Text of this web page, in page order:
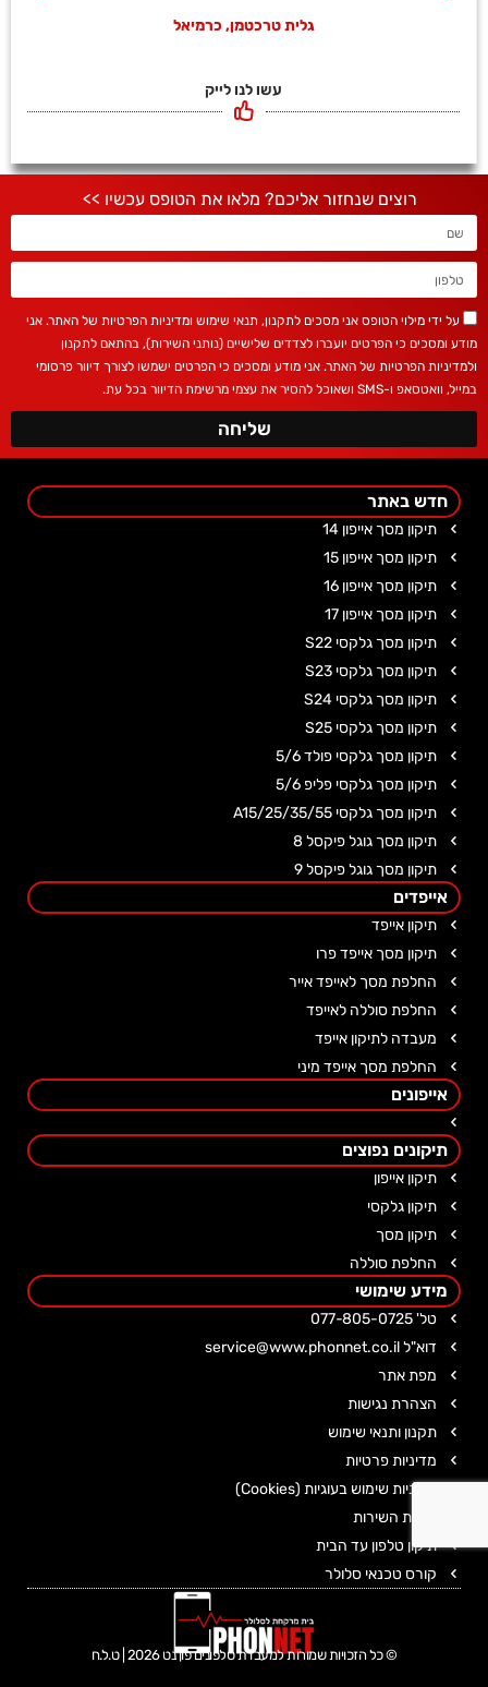
גלית טרכטמן, כרמיאל
עשו לנו לייק
רוצים שנחזור אליכם? מלאו את הטופס עכשיו >>
על ידי מילוי הטופס אני מסכים לתקנון, תנאי שימוש ומדיניות הפרטיות של האתר. אני
מודע ומסכים כי הפרטים יועברו לצדדים שלישיים (נותני השירות), בהתאם לתקנון
ולמדיניות הפרטיות של האתר. אני מודע ומסכים כי הפרטים ישמשו לצורך דיוור פרסומי
במייל, וואטסאפ ו-SMS ושאוכל להסיר את עצמי מרשימת הדיוור בכל עת.
שליחה
חדש באתר
תיקון מסך אייפון 14
תיקון מסך אייפון 15
תיקון מסך אייפון 16
תיקון מסך אייפון 17
תיקון מסך גלקסי S22
תיקון מסך גלקסי S23
תיקון מסך גלקסי S24
תיקון מסך גלקסי S25
תיקון מסך גלקסי פולד 5/6
תיקון מסך גלקסי פליפ 5/6
תיקון מסך גלקסי A15/25/35/55
תיקון מסך גוגל פיקסל 8
תיקון מסך גוגל פיקסל 9
אייפדים
תיקון אייפד
תיקון מסך אייפד פרו
החלפת מסך לאייפד אייר
החלפת סוללה לאייפד
מעבדה לתיקון אייפד
החלפת מסך אייפד מיני
אייפונים
תיקונים נפוצים
תיקון אייפון
תיקון גלקסי
תיקון מסך
החלפת סוללה
מידע שימושי
טל' 077-805-0725
דוא"ל service@www.phonnet.co.il
מפת אתר
הצהרת נגישות
תקנון ותנאי שימוש
מדיניות פרטיות
מדיניות שימוש בעוגיות (Cookies)
אמנת השירות
תיקון טלפון עד הבית
קורס טכנאי סלולר
© כל הזכויות שמורות למעבדת טלפונים פון נט 2026 | ט.ל.ח